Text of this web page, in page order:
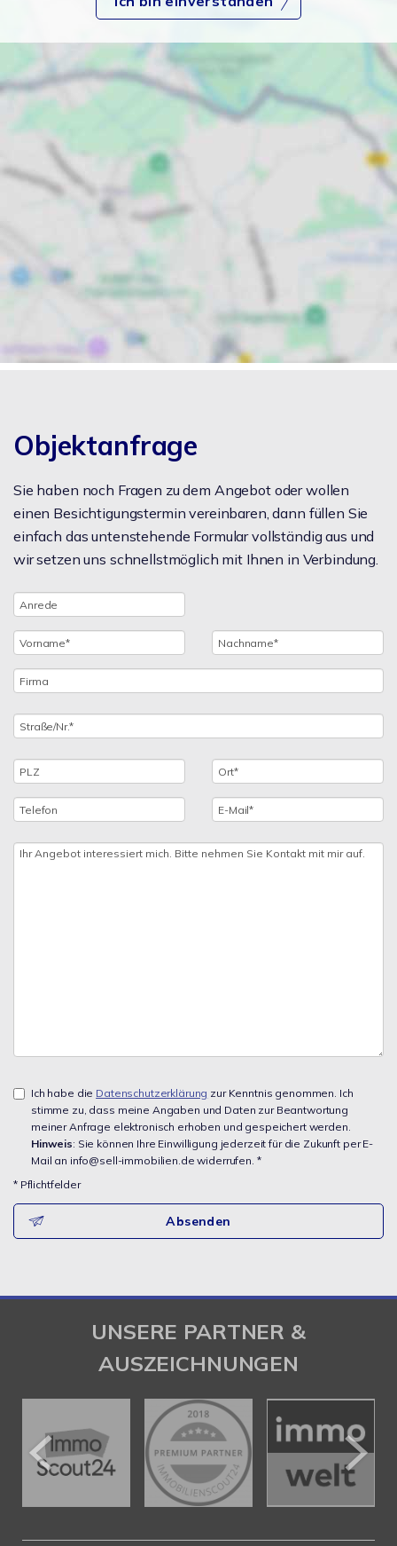
Objektanfrage
Sie haben noch Fragen zu dem Angebot oder wollen
einen Besichtigungstermin vereinbaren, dann füllen Sie
einfach das untenstehende Formular vollständig aus und
wir setzen uns schnellstmöglich mit Ihnen in Verbindung.
Ich habe die Datenschutzerklärung zur Kenntnis genommen. Ich
stimme zu, dass meine Angaben und Daten zur Beantwortung
meiner Anfrage elektronisch erhoben und gespeichert werden.
Hinweis: Sie können Ihre Einwilligung jederzeit für die Zukunft per E-
Mail an info@sell-immobilien.de widerrufen. *
* Pflichtfelder
Absenden
UNSERE PARTNER &
AUSZEICHNUNGEN